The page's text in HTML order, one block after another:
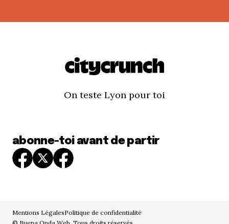
On teste Lyon pour toi
abonne-toi avant de partir
Mentions LégalesPolitique de confidentialité